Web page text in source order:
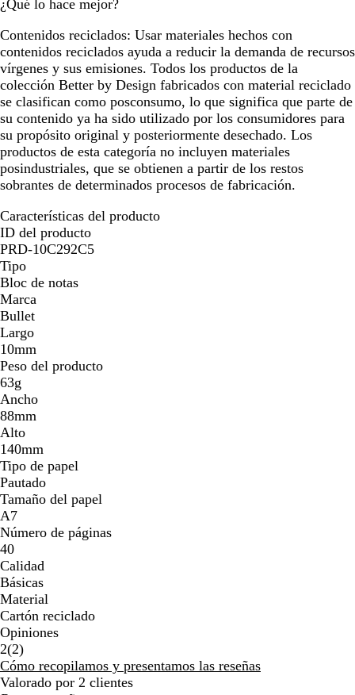
¿Qué lo hace mejor?
Contenidos reciclados: Usar materiales hechos con
contenidos reciclados ayuda a reducir la demanda de recursos
vírgenes y sus emisiones. Todos los productos de la
colección Better by Design fabricados con material reciclado
se clasifican como posconsumo, lo que significa que parte de
su contenido ya ha sido utilizado por los consumidores para
su propósito original y posteriormente desechado. Los
productos de esta categoría no incluyen materiales
posindustriales, que se obtienen a partir de los restos
sobrantes de determinados procesos de fabricación.
Características del producto
ID del producto
PRD-10C292C5
Tipo
Bloc de notas
Marca
Bullet
Largo
10mm
Peso del producto
63g
Ancho
88mm
Alto
140mm
Tipo de papel
Pautado
Tamaño del papel
A7
Número de páginas
40
Calidad
Básicas
Material
Cartón reciclado
Opiniones
2(22
reseñas
)
Cómo recopilamos y presentamos las reseñas
Valorado por 2 clientes